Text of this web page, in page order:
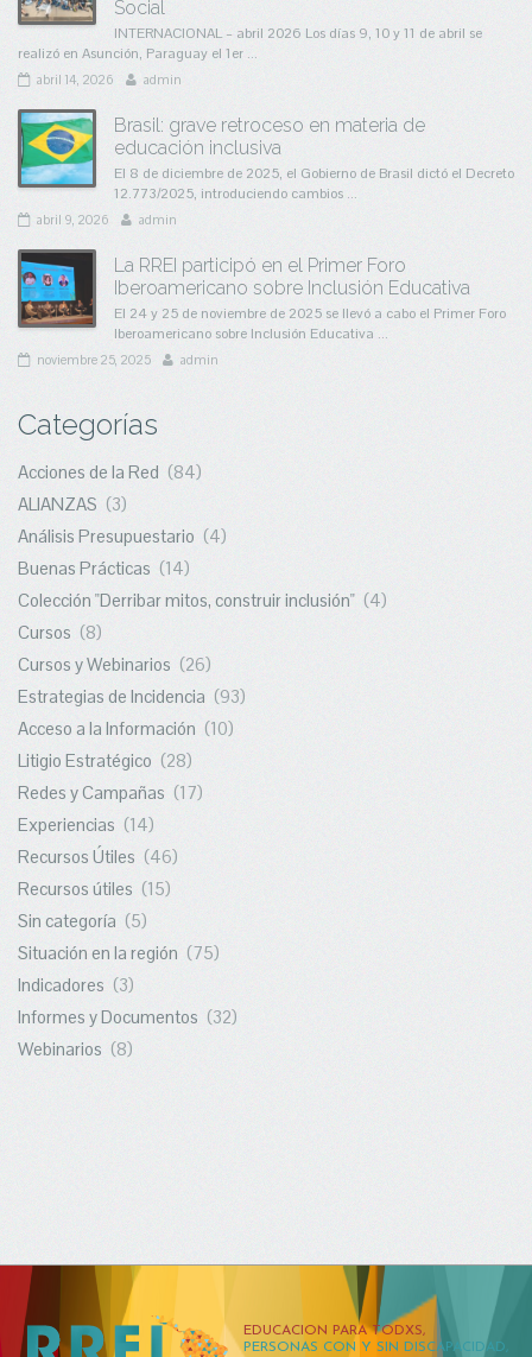
Social
INTERNACIONAL – abril 2026 Los días 9, 10 y 11 de abril se
realizó en Asunción, Paraguay el 1er ...
abril 14, 2026 admin
Brasil: grave retroceso en materia de
educación inclusiva
El 8 de diciembre de 2025, el Gobierno de Brasil dictó el Decreto
12.773/2025, introduciendo cambios ...
abril 9, 2026 admin
La RREI participó en el Primer Foro
Iberoamericano sobre Inclusión Educativa
El 24 y 25 de noviembre de 2025 se llevó a cabo el Primer Foro
Iberoamericano sobre Inclusión Educativa ...
noviembre 25, 2025 admin
Categorías
Acciones de la Red (84)
ALIANZAS (3)
Análisis Presupuestario (4)
Buenas Prácticas (14)
Colección "Derribar mitos, construir inclusión" (4)
Cursos (8)
Cursos y Webinarios (26)
Estrategias de Incidencia (93)
Acceso a la Información (10)
Litigio Estratégico (28)
Redes y Campañas (17)
Experiencias (14)
Recursos Útiles (46)
Recursos útiles (15)
Sin categoría (5)
Situación en la región (75)
Indicadores (3)
Informes y Documentos (32)
Webinarios (8)
EDUCACION PARA TODXS,
PERSONAS CON Y SIN DISCAPACIDAD,